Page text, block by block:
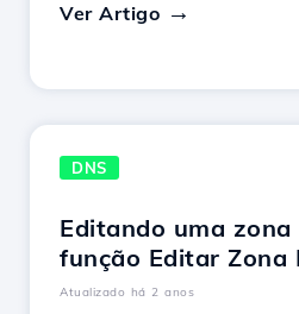
Ver Artigo
DNS
Editando uma zona
função Editar Zona
Atualizado há 2 anos